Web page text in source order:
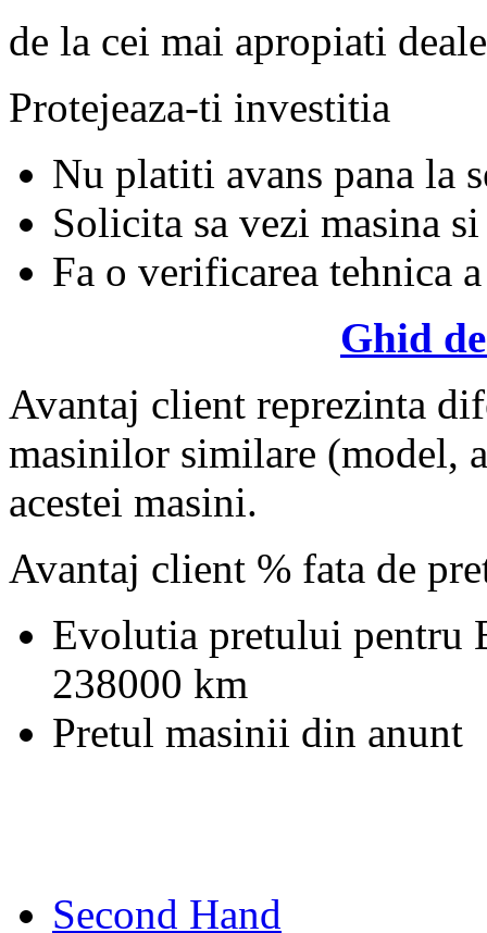
de la cei mai apropiati
Protejeaza-ti investitia
Nu platiti avans pana la
Solicita sa vezi masina si
Fa o verificarea tehnica
Ghid
Avantaj client reprezinta
masinilor similare (model,
acestei masini.
Avantaj client % fata de
Evolutia pretului pentru
238000 km
Pretul masinii din anunt
Second Hand